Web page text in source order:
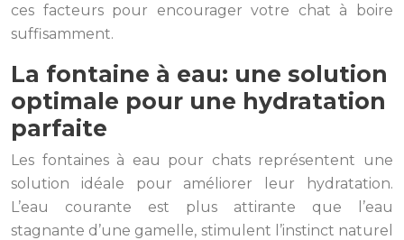
ces facteurs pour encourager votre chat à boire
suffisamment.
La fontaine à eau: une solution
optimale pour une hydratation
parfaite
Les fontaines à eau pour chats représentent une
solution idéale pour améliorer leur hydratation.
L’eau courante est plus attirante que l’eau
stagnante d’une gamelle, stimulent l’instinct naturel